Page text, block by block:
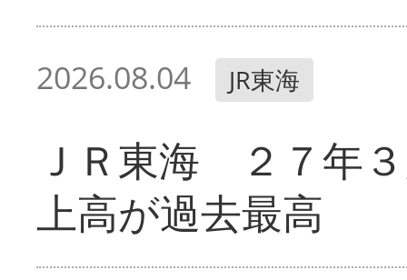
2026.08.04 JR東海
ＪＲ東海 ２７年
上高が過去最高